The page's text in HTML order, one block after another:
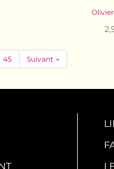
45 Suivant →